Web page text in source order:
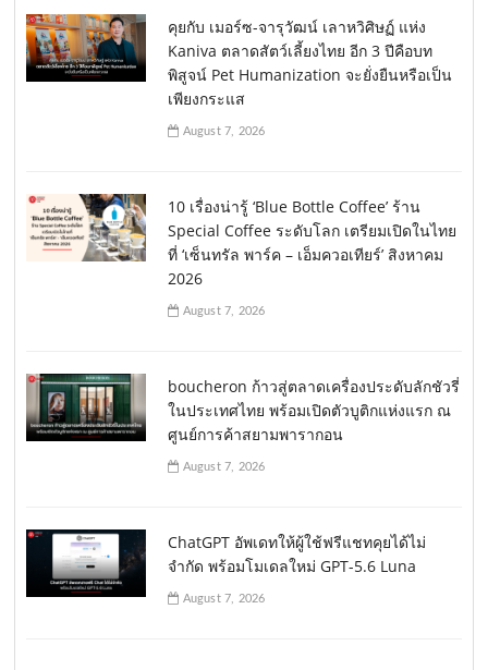
คุยกับ เมอร์ซ-จารุวัฒน์ เลาหวิศิษฏ์ แห่ง
Kaniva ตลาดสัตว์เลี้ยงไทย อีก 3 ปีคือบท
พิสูจน์ Pet Humanization จะยั่งยืนหรือเป็น
เพียงกระแส
August 7, 2026
10 เรื่องน่ารู้ ‘Blue Bottle Coffee’ ร้าน
Special Coffee ระดับโลก เตรียมเปิดในไทย
ที่ ‘เซ็นทรัล พาร์ค – เอ็มควอเทียร์’ สิงหาคม
2026
August 7, 2026
boucheron ก้าวสู่ตลาดเครื่องประดับลักชัวรี่
ในประเทศไทย พร้อมเปิดตัวบูติกแห่งแรก ณ
ศูนย์การค้าสยามพารากอน
August 7, 2026
ChatGPT อัพเดทให้ผู้ใช้ฟรีแชทคุยได้ไม่
จำกัด พร้อมโมเดลใหม่ GPT-5.6 Luna
August 7, 2026